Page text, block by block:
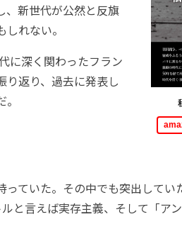
、新世代が公然と反旗
れない。
に深く関わったフラン
り返り、過去に発表し
ていた。その中でも突出してい
と言えば実存主義、そして「ア